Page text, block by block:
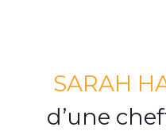
SARAH
d’une